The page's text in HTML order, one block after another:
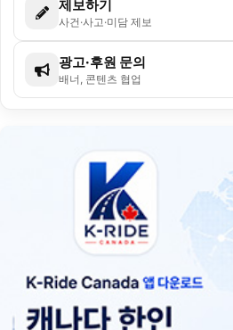
제보하기
사건·사고·미담 제보
광고·후원 문의
배너, 콘텐츠 협업